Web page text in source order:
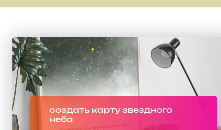
создать карту звездного
неба